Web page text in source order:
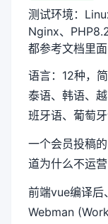
测试环境：
Nginx、
都参考文档里
语言：12种，
泰语、韩语、
班牙语、葡萄
一个会员投稿
道为什么不运
前端vue编译后
Webman